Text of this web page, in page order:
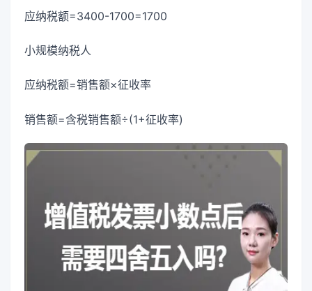
应纳税额=3400-1700=1700
小规模纳税人
应纳税额=销售额×征收率
销售额=含税销售额÷(1+征收率)